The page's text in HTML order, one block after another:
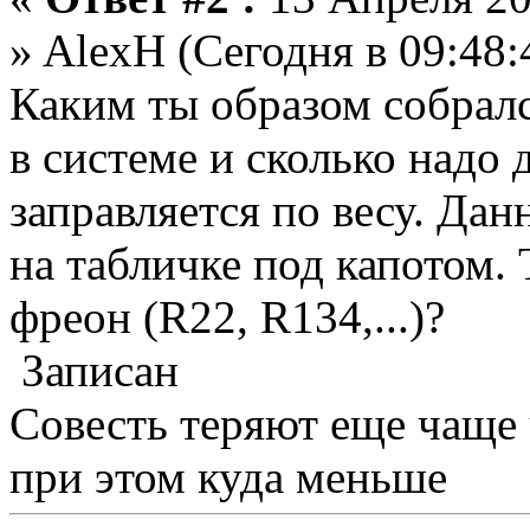
» AlexH (Сегодня в
Каким ты образом
в системе и сколько надо
заправляется по весу.
на табличке под
фреон (R22, R134,...)?
Записан
Совесть теряют еще
при этом куда меньше